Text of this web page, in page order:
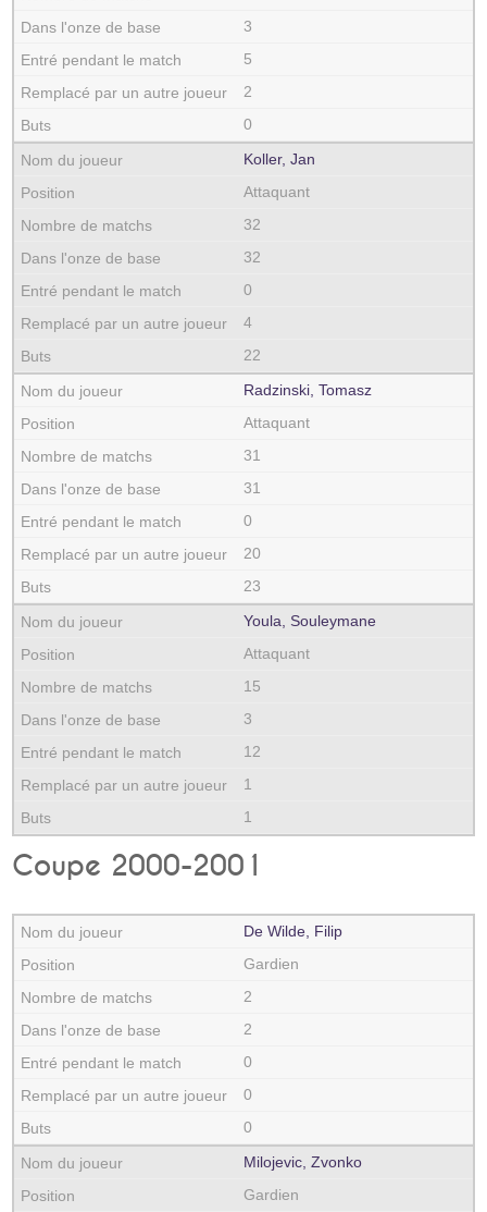
3
5
2
0
Koller, Jan
Attaquant
32
32
0
4
22
Radzinski, Tomasz
Attaquant
31
31
0
20
23
Youla, Souleymane
Attaquant
15
3
12
1
1
Coupe 2000-2001
De Wilde, Filip
Gardien
2
2
0
0
0
Milojevic, Zvonko
Gardien